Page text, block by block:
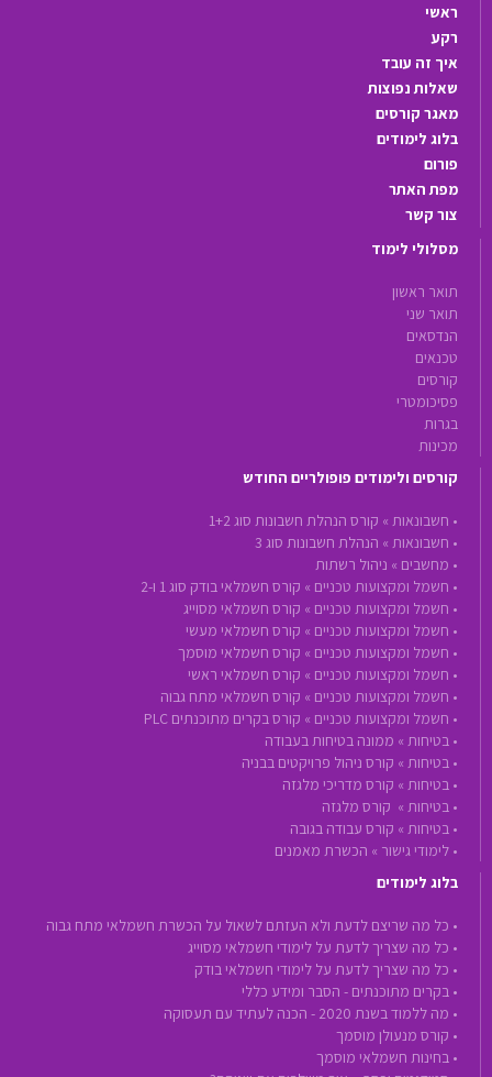
ראשי
רקע
איך זה עובד
שאלות נפוצות
מאגר קורסים
בלוג לימודים
פורום
מפת האתר
צור קשר
מסלולי לימוד
תואר ראשון
תואר שני
הנדסאים
טכנאים
קורסים
פסיכומטרי
בגרות
מכינות
קורסים ולימודים פופולריים החודש
• חשבונאות » קורס הנהלת חשבונות סוג 1+2
• חשבונאות » הנהלת חשבונות סוג 3
• מחשבים » ניהול רשתות
• חשמל ומקצועות טכניים » קורס חשמלאי בודק סוג 1 ו-2
• חשמל ומקצועות טכניים » קורס חשמלאי מסוייג
• חשמל ומקצועות טכניים » קורס חשמלאי מעשי
• חשמל ומקצועות טכניים » קורס חשמלאי מוסמך
• חשמל ומקצועות טכניים » קורס חשמלאי ראשי
• חשמל ומקצועות טכניים » קורס חשמלאי מתח גבוה
• חשמל ומקצועות טכניים » קורס בקרים מתוכנתים PLC
• בטיחות » ממונה בטיחות בעבודה
• בטיחות » קורס ניהול פרויקטים בבניה
• בטיחות » קורס מדריכי מלגזה
• בטיחות » קורס מלגזה
• בטיחות » קורס עבודה בגובה
• לימודי גישור » הכשרת מאמנים
בלוג לימודים
• כל מה שריצם לדעת ולא העזתם לשאול על הכשרת חשמלאי מתח גבוה
• כל מה שצריך לדעת על לימודי חשמלאי מסוייג
• כל מה שצריך לדעת על לימודי חשמלאי בודק
• בקרים מתוכנתים - הסבר ומידע כללי
• מה ללמוד בשנת 2020 - הכנה לעתיד עם תעסוקה
• קורס מנעולן מוסמך
• בחינות חשמלאי מוסמך